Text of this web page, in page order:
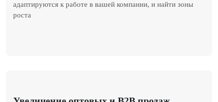
адаптируются к работе в вашей компании, и найти зоны
роста